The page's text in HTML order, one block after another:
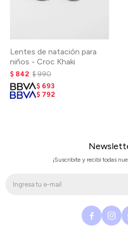
Lentes de natación para
niños - Croc Khaki
$ 842 $990
$ 693
$ 792
¡Suscribite y recibí todas
 